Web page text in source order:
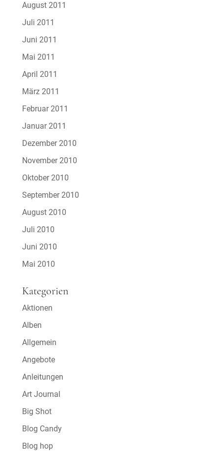
August 2011
Juli 2011
Juni 2011
Mai 2011
April 2011
März 2011
Februar 2011
Januar 2011
Dezember 2010
November 2010
Oktober 2010
September 2010
August 2010
Juli 2010
Juni 2010
Mai 2010
Kategorien
Aktionen
Alben
Allgemein
Angebote
Anleitungen
Art Journal
Big Shot
Blog Candy
Blog hop